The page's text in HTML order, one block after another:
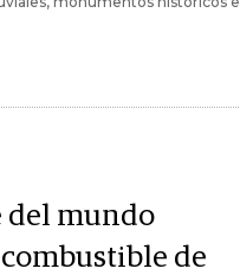
del mundo
de